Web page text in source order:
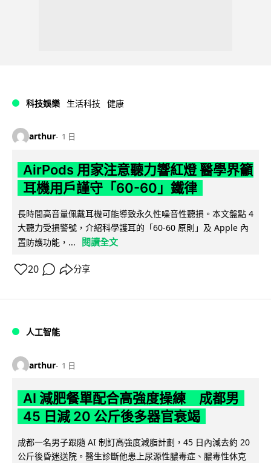
科技娛樂 生活科技 健康
arthur 1 日
AirPods 用家注意聽力響紅燈 醫學界籲
耳機用戶謹守「60-60」鐵律
長時間高音量佩戴耳機可能導致永久性噪音性聽損。本文盤點 4
大聽力受損警號，介紹科學護耳的「60-60 原則」及 Apple 內
置防護功能，...
閱讀全文
20 分享
人工智能
arthur 1 日
AI 減肥餐單配合高強度操練 成都男
45 日減 20 公斤後多器官衰竭
成都一名男子跟隨 AI 制訂高強度減脂計劃，45 日內減去約 20
公斤後昏迷送院。醫生診斷他患上尿源性膿毒症、膿毒性休克